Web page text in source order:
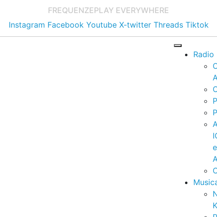
FREQUENZEPLAY EVERYWHERE
Instagram Facebook Youtube X-twitter Threads Tiktok
Radio
e